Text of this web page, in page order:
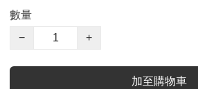
數量
−
+
加至購物車